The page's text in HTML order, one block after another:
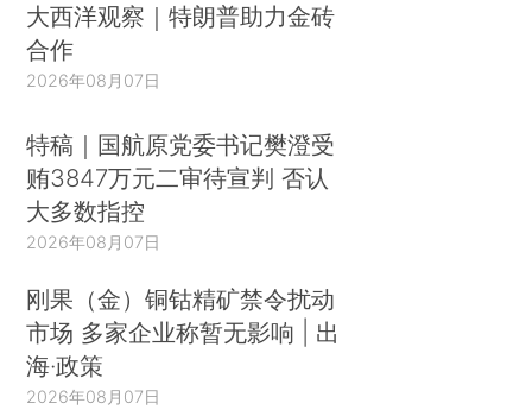
大西洋观察｜特朗普助力金砖
合作
2026年08月07日
特稿｜国航原党委书记樊澄受
贿3847万元二审待宣判 否认
大多数指控
2026年08月07日
刚果（金）铜钴精矿禁令扰动
市场 多家企业称暂无影响 | 出
海·政策
2026年08月07日